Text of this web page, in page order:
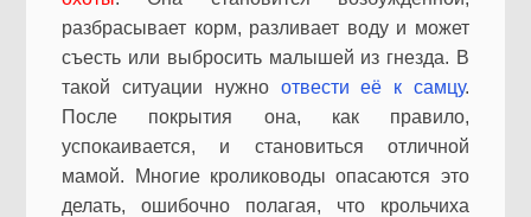
разбрасывает корм, разливает воду и может
съесть или выбросить малышей из гнезда. В
такой ситуации нужно отвести её к самцу.
После покрытия она, как правило,
успокаивается, и становиться отличной
мамой. Многие кролиководы опасаются это
делать, ошибочно полагая, что крольчиха